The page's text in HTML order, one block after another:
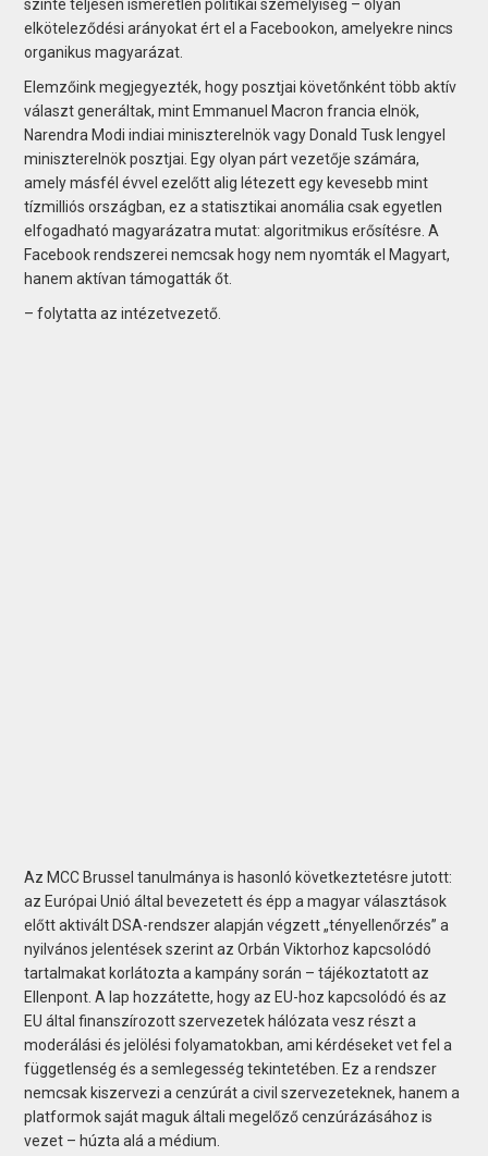
szinte teljesen ismeretlen politikai személyiség – olyan
elköteleződési arányokat ért el a Facebookon, amelyekre nincs
organikus magyarázat.
Elemzőink megjegyezték, hogy posztjai követőnként több aktív
választ generáltak, mint Emmanuel Macron francia elnök,
Narendra Modi indiai miniszterelnök vagy Donald Tusk lengyel
miniszterelnök posztjai. Egy olyan párt vezetője számára,
amely másfél évvel ezelőtt alig létezett egy kevesebb mint
tízmilliós országban, ez a statisztikai anomália csak egyetlen
elfogadható magyarázatra mutat: algoritmikus erősítésre. A
Facebook rendszerei nemcsak hogy nem nyomták el Magyart,
hanem aktívan támogatták őt.
– folytatta az intézetvezető.
Az MCC Brussel tanulmánya is hasonló következtetésre jutott:
az Európai Unió által bevezetett és épp a magyar választások
előtt aktivált DSA-rendszer alapján végzett „tényellenőrzés” a
nyilvános jelentések szerint az Orbán Viktorhoz kapcsolódó
tartalmakat korlátozta a kampány során – tájékoztatott az
Ellenpont. A lap hozzátette, hogy az EU-hoz kapcsolódó és az
EU által finanszírozott szervezetek hálózata vesz részt a
moderálási és jelölési folyamatokban, ami kérdéseket vet fel a
függetlenség és a semlegesség tekintetében. Ez a rendszer
nemcsak kiszervezi a cenzúrát a civil szervezeteknek, hanem a
platformok saját maguk általi megelőző cenzúrázásához is
vezet – húzta alá a médium.